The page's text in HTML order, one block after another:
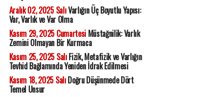
Aralık 02, 2025 SalıVarlığın Üç Boyutlu Yapısı:
Var, Varlık ve Var Olma
Kasım 29, 2025 CumartesiMüstağnilik: Varlık
Zemini Olmayan Bir Kurmaca
Kasım 25, 2025 SalıFizik, Metafizik ve Varlığın
Tevhid Bağlamında Yeniden İdrak Edilmesi
Kasım 18, 2025 SalıDoğru Düşünmede Dört
Temel Unsur